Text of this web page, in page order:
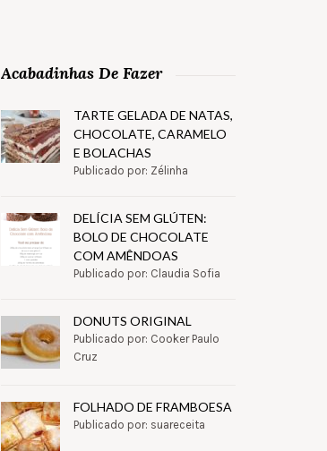
Acabadinhas De Fazer
TARTE GELADA DE NATAS,
CHOCOLATE, CARAMELO
E BOLACHAS
Publicado por: Zélinha
DELÍCIA SEM GLÚTEN:
BOLO DE CHOCOLATE
COM AMÊNDOAS
Publicado por: Claudia Sofia
DONUTS ORIGINAL
Publicado por: Cooker Paulo
Cruz
FOLHADO DE FRAMBOESA
Publicado por: suareceita